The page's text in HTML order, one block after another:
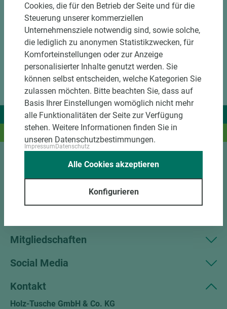
Wir liefern Ideen.
Und das passende Holz dazu.
Mitgliedschaften
Social Media
Kontakt
Holz-Tusche GmbH & Co. KG
Cookies, die für den Betrieb der Seite und für die
Steuerung unserer kommerziellen
Unternehmensziele notwendig sind, sowie solche,
die lediglich zu anonymen Statistikzwecken, für
Komforteinstellungen oder zur Anzeige
personalisierter Inhalte genutzt werden. Sie
können selbst entscheiden, welche Kategorien Sie
zulassen möchten. Bitte beachten Sie, dass auf
Basis Ihrer Einstellungen womöglich nicht mehr
alle Funktionalitäten der Seite zur Verfügung
stehen. Weitere Informationen finden Sie in
unseren Datenschutzbestimmungen.
ImpressumDatenschutz
Konfigurieren
Alle Cookies akzeptieren